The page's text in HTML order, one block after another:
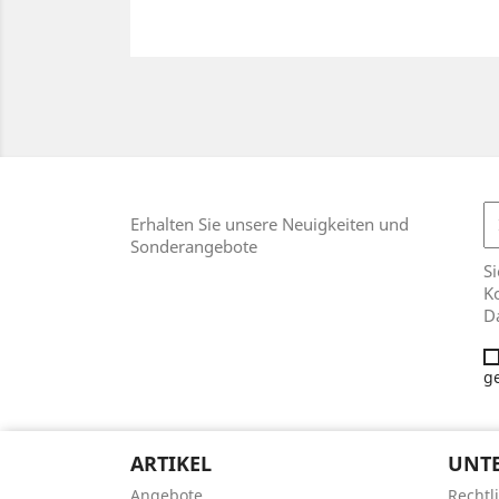
Erhalten Sie unsere Neuigkeiten und
Sonderangebote
ARTIKEL